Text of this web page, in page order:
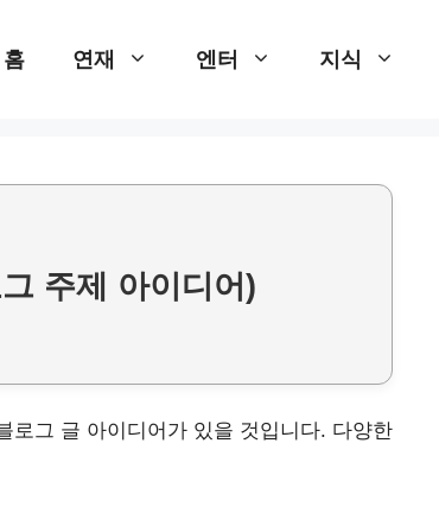
홈 연재 엔터 지식
주제 아이디어)
로그 글 아이디어가 있을 것입니다. 다양한